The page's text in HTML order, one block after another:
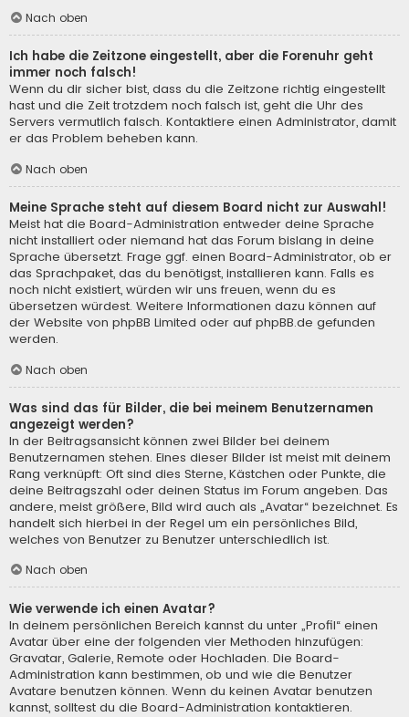
Nach oben
Ich habe die Zeitzone eingestellt, aber die Forenuhr geht
immer noch falsch!
Wenn du dir sicher bist, dass du die Zeitzone richtig eingestellt
hast und die Zeit trotzdem noch falsch ist, geht die Uhr des
Servers vermutlich falsch. Kontaktiere einen Administrator, damit
er das Problem beheben kann.
Nach oben
Meine Sprache steht auf diesem Board nicht zur Auswahl!
Meist hat die Board-Administration entweder deine Sprache
nicht installiert oder niemand hat das Forum bislang in deine
Sprache übersetzt. Frage ggf. einen Board-Administrator, ob er
das Sprachpaket, das du benötigst, installieren kann. Falls es
noch nicht existiert, würden wir uns freuen, wenn du es
übersetzen würdest. Weitere Informationen dazu können auf
der Website von phpBB Limited oder auf phpBB.de gefunden
werden.
Nach oben
Was sind das für Bilder, die bei meinem Benutzernamen
angezeigt werden?
In der Beitragsansicht können zwei Bilder bei deinem
Benutzernamen stehen. Eines dieser Bilder ist meist mit deinem
Rang verknüpft: Oft sind dies Sterne, Kästchen oder Punkte, die
deine Beitragszahl oder deinen Status im Forum angeben. Das
andere, meist größere, Bild wird auch als „Avatar“ bezeichnet. Es
handelt sich hierbei in der Regel um ein persönliches Bild,
welches von Benutzer zu Benutzer unterschiedlich ist.
Nach oben
Wie verwende ich einen Avatar?
In deinem persönlichen Bereich kannst du unter „Profil“ einen
Avatar über eine der folgenden vier Methoden hinzufügen:
Gravatar, Galerie, Remote oder Hochladen. Die Board-
Administration kann bestimmen, ob und wie die Benutzer
Avatare benutzen können. Wenn du keinen Avatar benutzen
kannst, solltest du die Board-Administration kontaktieren.